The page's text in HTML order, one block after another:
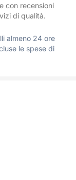
con recensioni
di qualità.
almeno 24 ore
le spese di